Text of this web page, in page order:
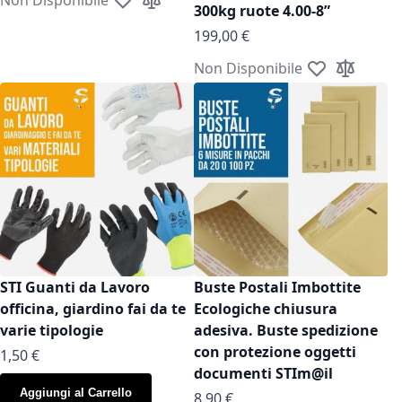
Aggiungi alla lista desideri
Aggiungi al confronto
300kg ruote 4.00-8”
199,00 €
Non Disponibile Aggiungi alla
Aggiungi
STI Guanti da Lavoro
officina, giardino fai da te
varie tipologie
As low as
1,50 €
Aggiungi al Carrello
Buste Postali Imbottite
Ecologiche chiusura
adesiva. Buste spedizione
con protezione oggetti
documenti STIm@il
As low as